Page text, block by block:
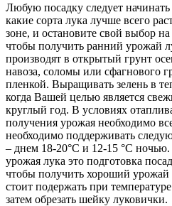
Любую посадку следует
какие сорта лука лучше всего
зоне, и остановите свой выбор
чтобы получить ранний урожай
производят в открытый грунт
навоза, соломы или сфагнового
пленкой. Выращивать зелень в
когда Вашей целью является
круглый год. В условиях
получения урожая необходимо
необходимо поддерживать
– днем 18-20°С и 12-15 °С
урожая лука это подготовка
чтобы получить хороший урожай
стоит подержать при
затем обрезать шейку луковички.